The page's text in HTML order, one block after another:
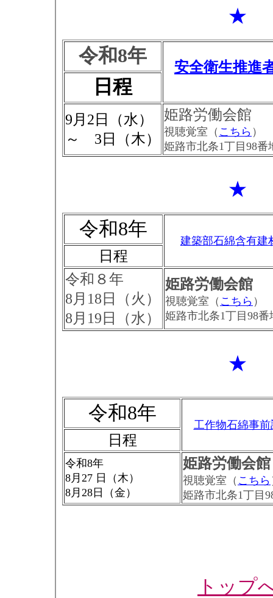
★
令和8年
安全衛生推進
日程
9月2日（水）
～ 3日（木）
姫路労働会館
視聴覚室（ こちら ）
姫路市北条1丁目98番
★
令和8年
建築部石綿含有建
日程
令和８年
8月18日（火）
8月19日（水）
姫路労働会館
視聴覚室（ こちら ）
姫路市北条1丁目98番
★
令和8年
工作物石綿事
日程
令和8年
8月27 日（木）
8月28日（金）
姫路労働会館
視聴覚室（ こちら
姫路市北条1丁目
トップ